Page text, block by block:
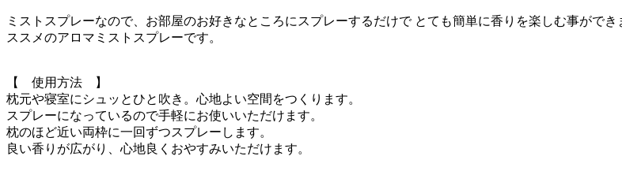
ミストスプレーなので、お部屋のお好きなところにスプレーするだけで とても簡単に香りを楽しむ事がで
ススメのアロマミストスプレーです。
【 使用方法 】
枕元や寝室にシュッとひと吹き。心地よい空間をつくります。
スプレーになっているので手軽にお使いいただけます。
枕のほど近い両枠に一回ずつスプレーします。
良い香りが広がり、心地良くおやすみいただけます。